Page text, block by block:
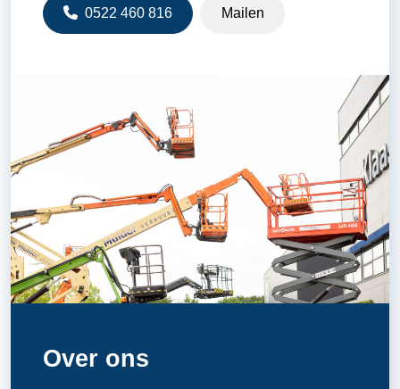
0522 460 816 Mailen
Over ons